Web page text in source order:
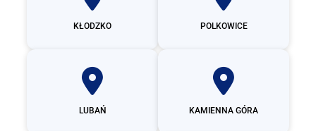
KŁODZKO POLKOWICE
LUBAŃ KAMIENNA GÓRA